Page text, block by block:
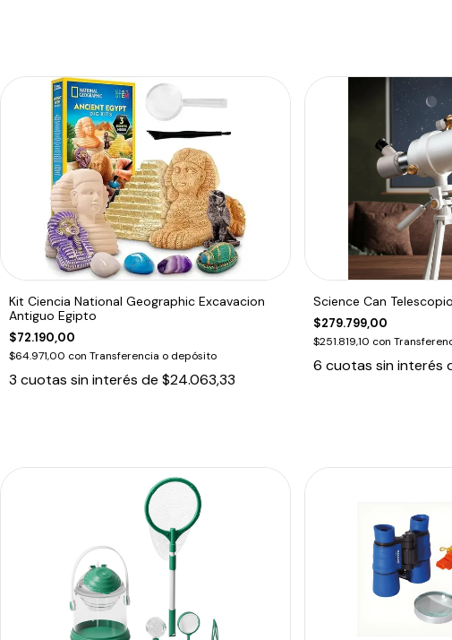
Kit Ciencia National Geographic Excavacion
Antiguo Egipto
$72.190,00
$64.971,00 con Transferencia o depósito
3 cuotas sin interés de $24.063,33
Science Can
$279.799,00
$251.819,10 con
6 cuotas sin interés